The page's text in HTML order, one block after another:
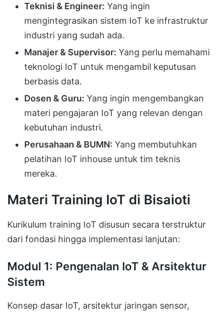
Teknisi & Engineer: Yang ingin
mengintegrasikan sistem IoT ke infrastruktur
industri yang sudah ada.
Manajer & Supervisor: Yang perlu memahami
teknologi IoT untuk mengambil keputusan
berbasis data.
Dosen & Guru: Yang ingin mengembangkan
materi pengajaran IoT yang relevan dengan
kebutuhan industri.
Perusahaan & BUMN: Yang membutuhkan
pelatihan IoT inhouse untuk tim teknis
mereka.
Materi Training IoT di Bisaioti
Kurikulum training IoT disusun secara terstruktur
dari fondasi hingga implementasi lanjutan:
Modul 1: Pengenalan IoT & Arsitektur
Sistem
Konsep dasar IoT, arsitektur jaringan sensor,